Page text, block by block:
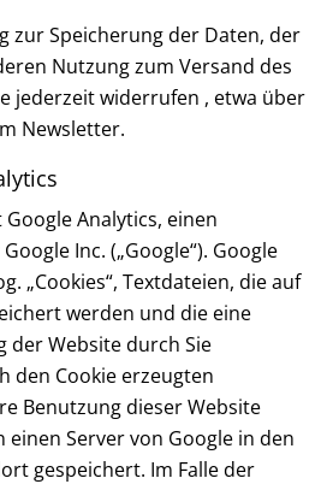
zur Speicherung der Daten, der
Nutzung zum Versand des
jederzeit widerrufen , etwa über
Newsletter.
Analytics, einen
Inc. („Google“). Google
„Cookies“, Textdateien, die auf
werden und die eine
der Website durch Sie
den Cookie erzeugten
Benutzung dieser Website
einen Server von Google in den
gespeichert. Im Falle der